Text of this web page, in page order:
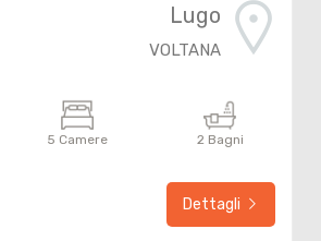
Lugo
VOLTANA
5 Camere 2 Bagni
Dettagli